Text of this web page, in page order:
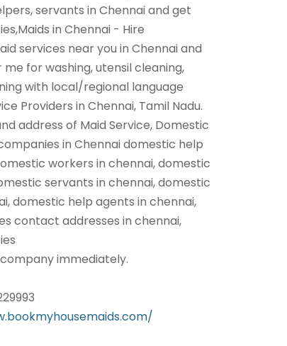
servants in Chennai and get
in Chennai - Hire
services near you in Chennai and
for washing, utensil cleaning,
with local/regional language
Providers in Chennai, Tamil Nadu.
address of Maid Service, Domestic
in Chennai domestic help
workers in chennai, domestic
servants in chennai, domestic
domestic help agents in chennai,
contact addresses in chennai,
immediately.